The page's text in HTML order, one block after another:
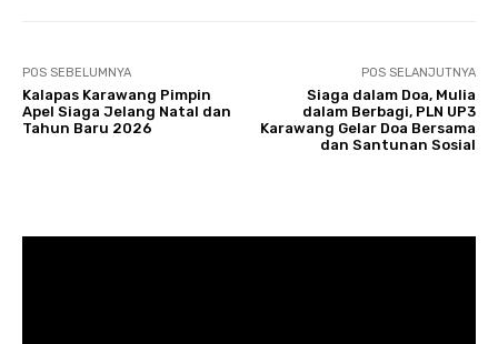
POS SEBELUMNYA
Kalapas Karawang Pimpin
Apel Siaga Jelang Natal dan
Tahun Baru 2026
POS SELANJUTNYA
Siaga dalam Doa, Mulia
dalam Berbagi, PLN UP3
Karawang Gelar Doa Bersama
dan Santunan Sosial